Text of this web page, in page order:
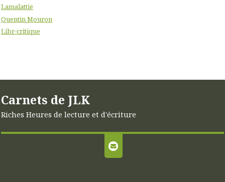
Lamalattie
Quentin Mouron
Libr-critique
Carnets de JLK
Riches Heures de lecture et d'écriture